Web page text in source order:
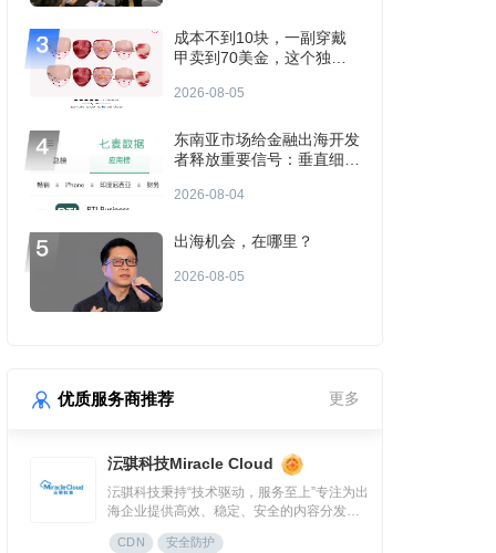
成本不到10块，一副穿戴
甲卖到70美金，这个独立
2026-08-05
东南亚市场给金融出海开发
者释放重要信号：垂直细分
点？
2026-08-04
出海机会，在哪里？
2026-08-05
优质服务商推荐 更多
沄骐科技Miracle Cloud
沄骐科技秉持“技术驱动，服务至上”专注为出
海企业提供高效、稳定、安全的内容分发
（CDN）与云服务解决方案，是全球边缘云
领导者Fastly中国区首个合作伙伴。团队由业
CDN 安全防护